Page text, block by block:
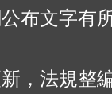
布文字有
，法規整